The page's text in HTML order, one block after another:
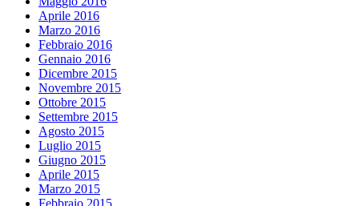
Aprile 2016
Marzo 2016
Febbraio 2016
Gennaio 2016
Dicembre 2015
Novembre 2015
Ottobre 2015
Settembre 2015
Agosto 2015
Luglio 2015
Giugno 2015
Aprile 2015
Marzo 2015
Febbraio 2015